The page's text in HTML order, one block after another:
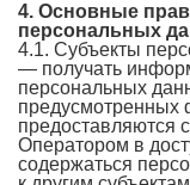
4. Основные
персональных
4.1. Субъекты
— получать
персональных
предусмотренных
предоставляются
Оператором в
содержаться